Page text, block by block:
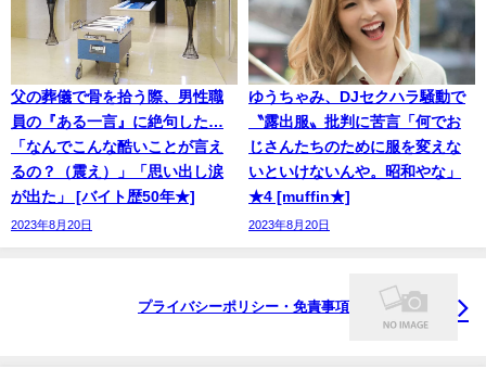
父の葬儀で骨を拾う際、男性職
員の『ある一言』に絶句した…
「なんでこんな酷いことが言え
るの？（震え）」「思い出し涙
が出た」 [バイト歴50年★]
2023年8月20日
ゆうちゃみ、DJセクハラ騒動で
〝露出服〟批判に苦言「何でお
じさんたちのために服を変えな
いといけないんや。昭和やな」
★4 [muffin★]
2023年8月20日
プライバシーポリシー・免責事項